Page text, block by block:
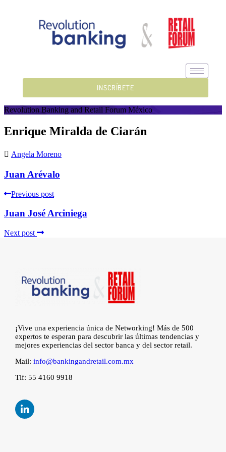
INSCRÍBETE
Revolution Banking and Retail Forum México
Enrique Miralda de Ciarán
Angela Moreno
Juan Arévalo
Previous post
Juan José Arciniega
Next post
¡Vive una experiencia única de Networking! Más de 500
expertos te esperan para descubrir las últimas tendencias y
mejores experiencias del sector banca y del sector retail.
Mail: info@bankingandretail.com.mx
Tlf: 55 4160 9918